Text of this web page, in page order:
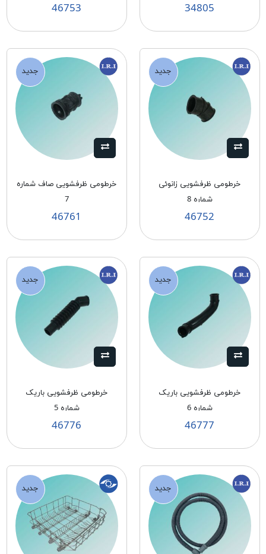
34805
46753
جدید
خرطومی ظرفشویی زانوئی
شماره 8
46752
جدید
خرطومی ظرفشویی صاف شماره
7
46761
جدید
خرطومی ظرفشویی باریک
شماره 6
46777
جدید
خرطومی ظرفشویی باریک
شماره 5
46776
جدید جدید